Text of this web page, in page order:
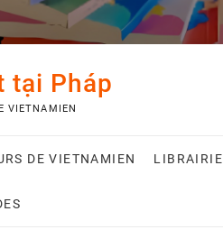
tại Pháp
VIETNAMIEN
DE VIETNAMIEN LIBRAIRIE